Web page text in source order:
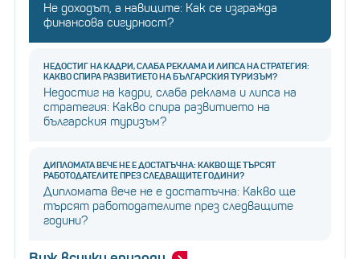
Не доходът, а навиците: Как се изгражда
финансова сигурност?
НЕДОСТИГ НА КАДРИ, СЛАБА РЕКЛАМА И ЛИПСА НА СТРАТЕГИЯ:
КАКВО СПИРА РАЗВИТИЕТО НА БЪЛГАРСКИЯ ТУРИЗЪМ?
Недостиг на кадри, слаба реклама и липса на
стратегия: Какво спира развитието на
българския туризъм?
ДИПЛОМАТА ВЕЧЕ НЕ Е ДОСТАТЪЧНА: КАКВО ЩЕ ТЪРСЯТ
РАБОТОДАТЕЛИТЕ ПРЕЗ СЛЕДВАЩИТЕ ГОДИНИ?
Дипломата вече не е достатъчна: Какво ще
търсят работодателите през следващите
години?